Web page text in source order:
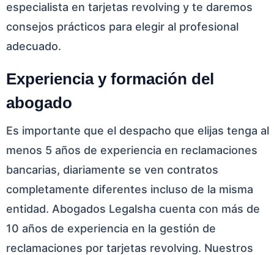
especialista en tarjetas revolving y te daremos
consejos prácticos para elegir al profesional
adecuado.
Experiencia y formación del
abogado
Es importante que el despacho que elijas tenga al
menos 5 años de experiencia en reclamaciones
bancarias, diariamente se ven contratos
completamente diferentes incluso de la misma
entidad. Abogados Legalsha cuenta con más de
10 años de experiencia en la gestión de
reclamaciones por tarjetas revolving. Nuestros